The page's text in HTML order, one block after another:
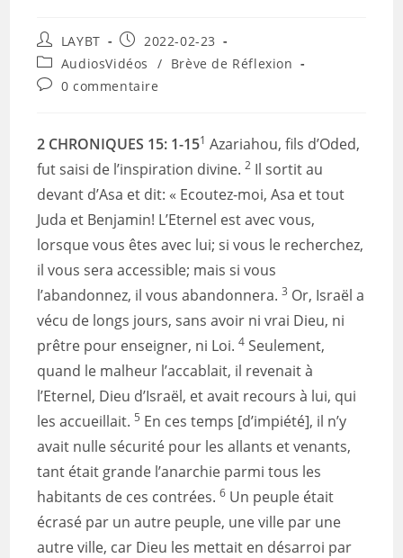
Auteur/autrice
de
la
publication :
LAYBT
Publication
publiée :
2022-02-23
Post
category:
AudiosVidéos / Brève de Réflexion
Commentaires
publication :
0 commentaire
2 CHRONIQUES 15: 1-151 Azariahou, fils d’Oded,
fut saisi de l’inspiration divine.2 Il sortit au
devant d’Asa et dit: « Ecoutez-moi, Asa et tout
Juda et Benjamin! L’Eternel est avec vous,
lorsque vous êtes avec lui; si vous le recherchez,
il vous sera accessible; mais si vous
l’abandonnez, il vous abandonnera.3 Or, Israël a
vécu de longs jours, sans avoir ni vrai Dieu, ni
prêtre pour enseigner, ni Loi.4 Seulement,
quand le malheur l’accablait, il revenait à
l’Eternel, Dieu d’Israël, et avait recours à lui, qui
les accueillait. 5 En ces temps [d’impiété], il n’y
avait nulle sécurité pour les allants et venants,
tant était grande l’anarchie parmi tous les
habitants de ces contrées.6 Un peuple était
écrasé par un autre peuple, une ville par une
autre ville, car Dieu les mettait en désarroi par